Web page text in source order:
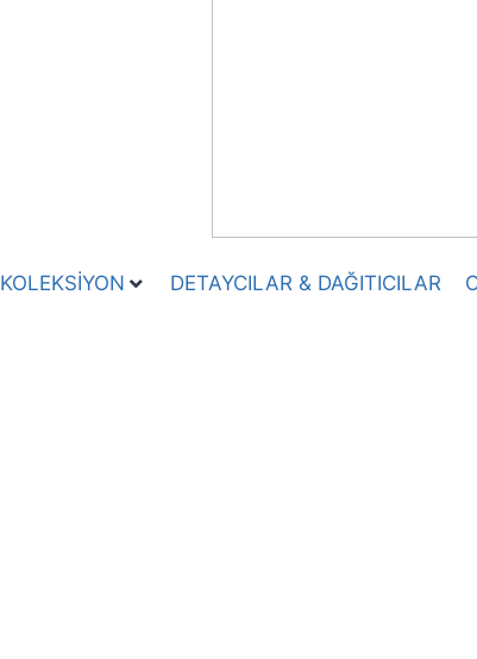
KOLEKSİYON DETAYCILAR & DAĞITICILAR